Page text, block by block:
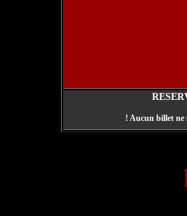
! Aucun billet ne